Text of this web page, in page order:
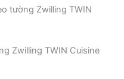
tường Zwilling TWIN
Zwilling TWIN Cuisine